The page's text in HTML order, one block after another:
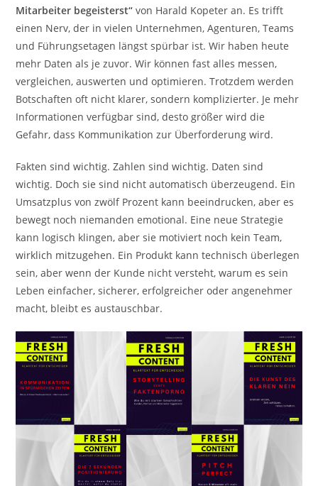
Mitarbeiter begeisterst“ von Harald Kopeter an. Es trifft
einen Nerv, der in vielen Unternehmen, Agenturen, Teams
und Führungsetagen längst spürbar ist. Wir haben heute
mehr Daten als je zuvor. Wir können fast alles messen,
vergleichen, auswerten und optimieren. Trotzdem werden
Botschaften oft nicht klarer, sondern komplizierter. Je mehr
Informationen verfügbar sind, desto größer wird die
Gefahr, dass Kommunikation zur Überforderung wird.
Fakten sind wichtig. Zahlen sind wichtig. Daten sind
wichtig. Doch sie sind nicht automatisch überzeugend. Ein
Umsatzplus von zwölf Prozent kann beeindrucken, aber es
bewegt noch niemanden emotional. Eine neue Strategie
kann logisch klingen, aber sie motiviert noch kein Team,
wirklich mitzugehen. Ein Produkt kann technisch überlegen
sein, aber wenn der Kunde nicht versteht, warum es sein
Leben einfacher, sicherer, erfolgreicher oder angenehmer
macht, bleibt es austauschbar.